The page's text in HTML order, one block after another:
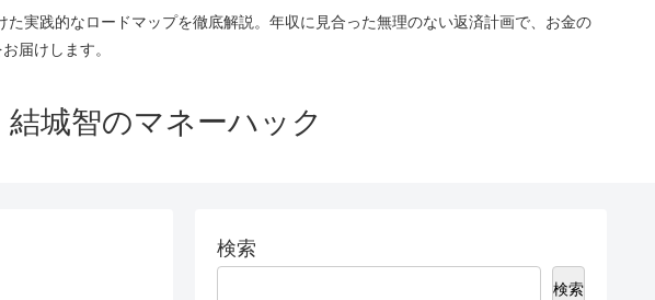
実践的なロードマップを徹底解説。年収に見合った無理のない返済計画で、お金の
届けします。
城智のマネーハック
検索
検索